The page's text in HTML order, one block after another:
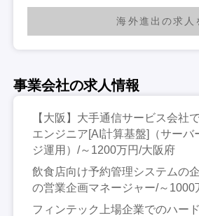
海外進出の求人
事業会社の求人情報
【大阪】大手通信サービス会社
エンジニア[AI計算基盤]（サーバ
ジ運用）/～1200万円/大阪府
飲食店向け予約管理システムの
の営業企画マネージャー/～1000
フィンテック上場企業でのハー